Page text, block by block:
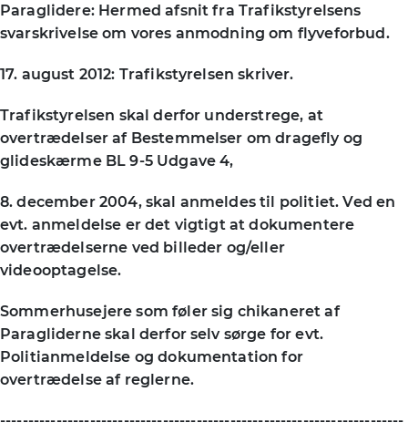
Paraglidere: Hermed afsnit fra Trafikstyrelsens
svarskrivelse om vores anmodning om flyveforbud.
17. august 2012: Trafikstyrelsen skriver.
Trafikstyrelsen skal derfor understrege, at
overtrædelser af Bestemmelser om dragefly og
glideskærme BL 9-5 Udgave 4,
8. december 2004, skal anmeldes til politiet. Ved en
evt. anmeldelse er det vigtigt at dokumentere
overtrædelserne ved billeder og/eller
videooptagelse.
Sommerhusejere som føler sig chikaneret af
Paragliderne skal derfor selv sørge for evt.
Politianmeldelse og dokumentation for
overtrædelse af reglerne.
------------------------------------------------------------------------